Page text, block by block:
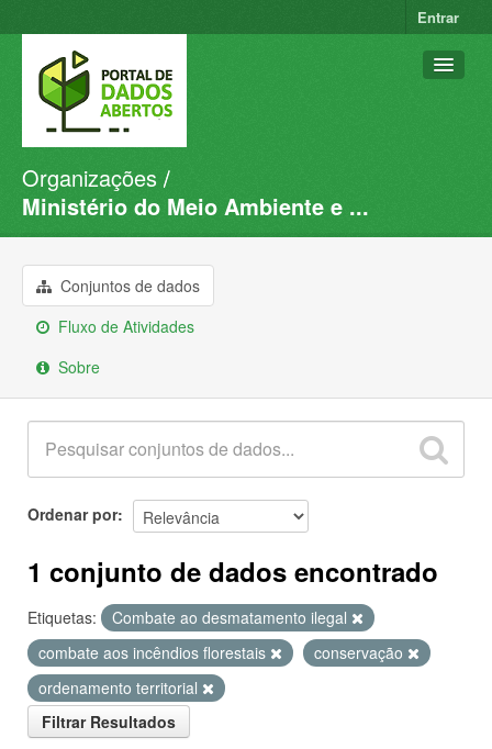
Entrar
Conjuntos de dados
Organizações
Sobre
Organizações
Ministério do Meio Ambiente e ...
Conjuntos de dados
Fluxo de Atividades
Sobre
Ordenar por
1 conjunto de dados encontrado
Etiquetas:
Combate ao desmatamento ilegal
combate aos incêndios florestais
conservação
ordenamento territorial
Filtrar Resultados